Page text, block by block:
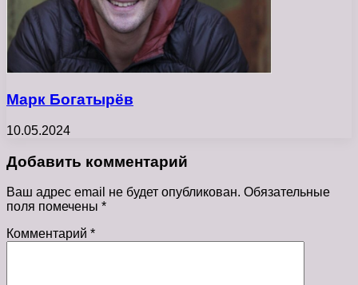
Марк Богатырёв
10.05.2024
Добавить комментарий
Ваш адрес email не будет опубликован. Обязательные
поля помечены *
Комментарий *